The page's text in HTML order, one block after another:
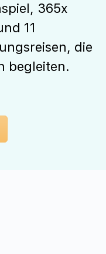
365x
11
die
begleiten.